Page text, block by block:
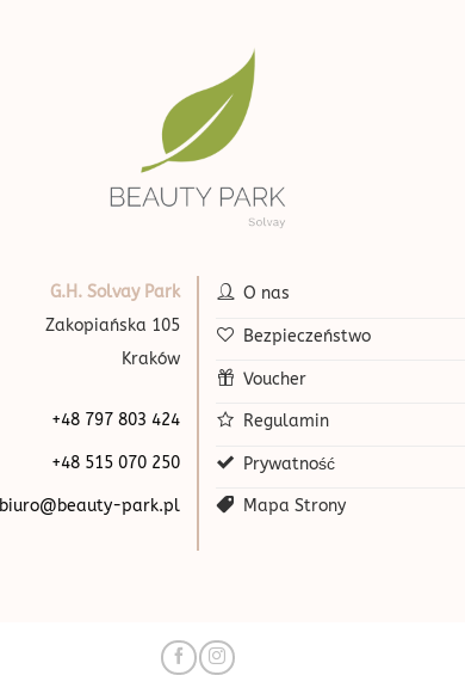
G.H. Solvay Park
Zakopiańska 105
Kraków
+48 797 803 424
+48 515 070 250
biuro@beauty-park.pl
O nas
Bezpieczeństwo
Voucher
Regulamin
Prywatność
Mapa Strony